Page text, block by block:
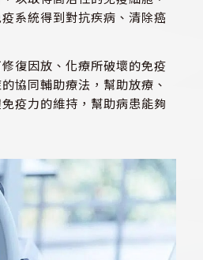
系統得到對抗疾病、清除癌
復因放、化療所破壞的免疫
協同輔助療法，幫助放療、
疫力的維持，幫助病患能夠